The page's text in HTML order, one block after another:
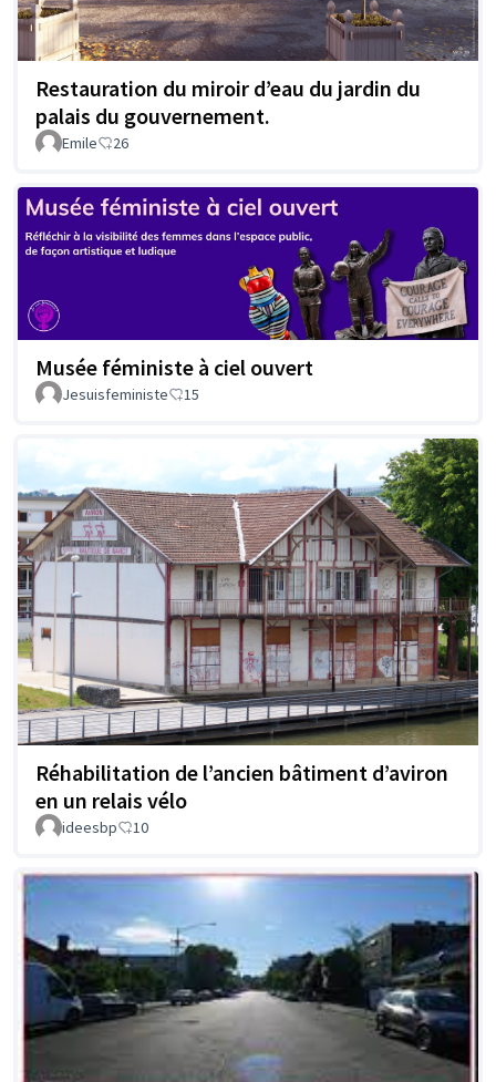
Restauration du miroir d’eau du jardin du
palais du gouvernement.
Emile 26
Musée féministe à ciel ouvert
Jesuisfeministe 15
Réhabilitation de l’ancien bâtiment d’aviron
en un relais vélo
ideesbp 10